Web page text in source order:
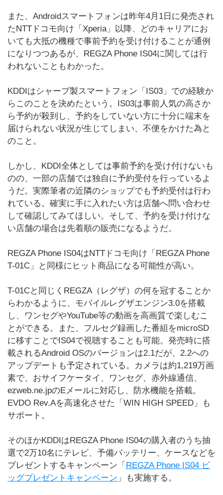
また、Androidスマートフォンは昨年4月1日に発売され
たNTTドコモ向け「Xperia」以降、どのキャリアにお
いても大抵の機種で事前予約を受け付けることが通例
になりつつあるが、REGZA Phone IS04に関しては行
われないこともわかった。
KDDIはシャープ製スマートフォン「IS03」での経験か
らこのことを決めたという。IS03は事前人気の高さか
ら予約が殺到し、予約をしていない方に十分に端末を
届けられない状況が生じてしまい、不便をかけた為と
のこと。
しかし、KDDI全体としては事前予約を受け付けないも
のの、一部の店舗では独自に予約受付を行っているよ
うだ。実際筆者の近隣のショップでも予約受付は行わ
れている。確実に手に入れたい方は店舗へ問い合わせ
して確認してみてほしい。そして、予約を受け付けな
い店舗の場合は先着順の販売になるようだ。
REGZA Phone IS04はNTTドコモ向け「REGZA Phone
T-01C」と同様にヒット商品になる可能性が高い。
T-01Cと同じくREGZA（レグザ）の何を冠することか
らわかるように、モバイルレグザエンジン3.0を搭載
し、ワンセグやYouTube等の動画を高画質で楽しむこ
とができる。また、フルセグ録画した番組をmicroSD
に移すことでIS04で視聴することも可能。発売時に搭
載されるAndroid OSのバージョンは2.1だが、2.2への
アップデートも予定されている。カメラは約1,219万画
素で、おサイフケータイ、ワンセグ、赤外線通信、
ezweb.ne.jpのEメールに対応し、防水機能を搭載。
EVDO Rev.Aを高速化させた「WIN HIGH SPEED」も
サポート。
そのほかKDDIはREGZA Phone IS04の購入者のうち抽
選で2万10名にテレビ、予備バッテリー、ケースなどを
プレゼントするキャンペーン「 REGZA Phone IS04 ビ
ッグプレゼントキャンペーン 」も実施する。